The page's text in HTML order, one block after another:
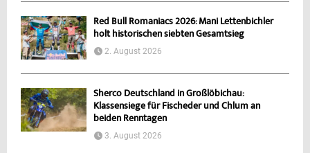
Red Bull Romaniacs 2026: Mani Lettenbichler
holt historischen siebten Gesamtsieg
2. August 2026
Sherco Deutschland in Großlöbichau:
Klassensiege für Fischeder und Chlum an
beiden Renntagen
3. August 2026